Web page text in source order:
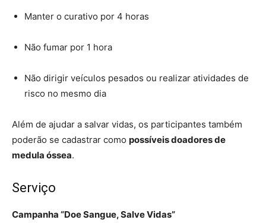
Manter o curativo por 4 horas
Não fumar por 1 hora
Não dirigir veículos pesados ou realizar atividades de
risco no mesmo dia
Além de ajudar a salvar vidas, os participantes também
poderão se cadastrar como possíveis doadores de
medula óssea.
Serviço
Campanha “Doe Sangue, Salve Vidas”